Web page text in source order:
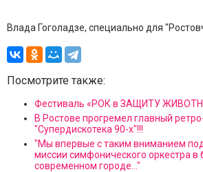
Влада Гоголадзе, специально для
Посмотрите также:
Фестиваль «РОК в ЗАЩИТУ
В Ростове прогремел главный
"Супердискотека 90-х"!!!
"Мы впервые с таким вниманием
миссии симфонического оркестра
современном городе..."